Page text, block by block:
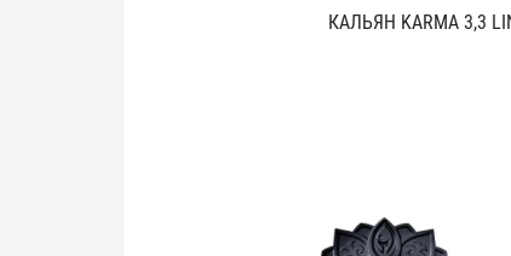
КАЛЬЯН KARMA 3,3